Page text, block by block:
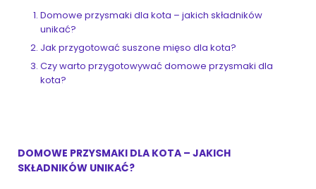
Domowe przysmaki dla kota – jakich składników
unikać?
Jak przygotować suszone mięso dla kota?
Czy warto przygotowywać domowe przysmaki dla
kota?
DOMOWE PRZYSMAKI DLA KOTA – JAKICH
SKŁADNIKÓW UNIKAĆ?